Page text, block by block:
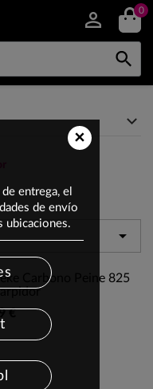
0


Carbono Peine 825
€
×
entrega, el
de envío
ubicaciones.